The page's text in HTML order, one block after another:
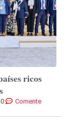
ricos
Comente